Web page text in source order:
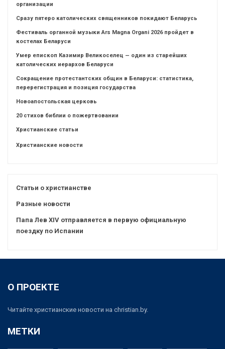
организации
Сразу пятеро католических священников покидают Беларусь
Фестиваль органной музыки Ars Magna Organi 2026 пройдет в
костелах Беларуси
Умер епископ Казимир Великоселец — один из старейших
католических иерархов Беларуси
Сокращение протестантских общин в Беларуси: статистика,
перерегистрация и позиция государства
Новоапостольская церковь
20 стихов библии о пожертвовании
Христианские статьи
Христианские новости
Статьи о христианстве
Разные новости
Папа Лев XIV отправляется в первую официальную
поездку по Испании
О ПРОЕКТЕ
Читайте христианские новости на christian.by.
МЕТКИ